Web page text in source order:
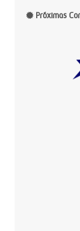
Próximas